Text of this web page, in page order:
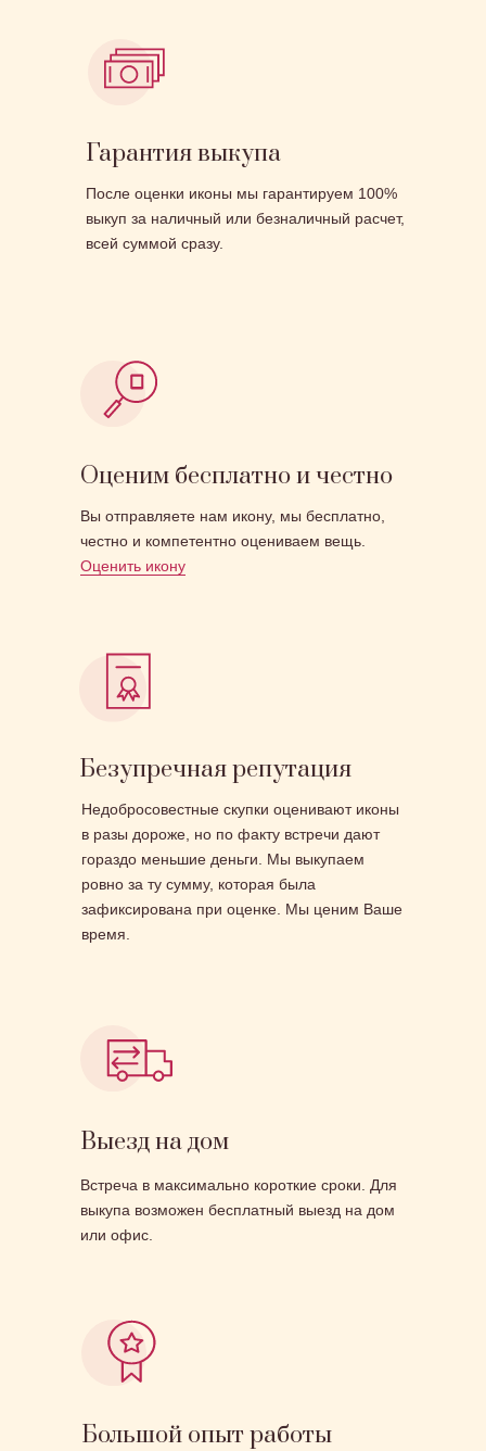
Большой опыт работы
Гарантия выкупа
Безупречная репутация
После оценки иконы мы гарантируем 100%
выкуп за наличный или безналичный расчет,
всей суммой сразу.
Недобросовестные скупки оценивают иконы
в разы дороже, но по факту встречи дают
гораздо меньшие деньги. Мы выкупаем
ровно за ту сумму, которая была
зафиксирована при оценке. Мы ценим Ваше
время.
Оценим бесплатно и честно
Вы отправляете нам икону, мы бесплатно,
честно и компетентно оцениваем вещь.
Оценить икону
Выезд на дом
Встреча в максимально короткие сроки. Для
выкупа возможен бесплатный выезд на дом
или офис.